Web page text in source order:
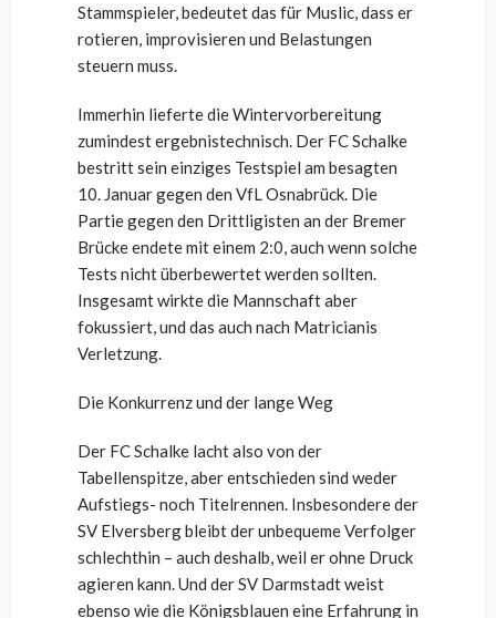
Stammspieler, bedeutet das für Muslic, dass er
rotieren, improvisieren und Belastungen
steuern muss.
Immerhin lieferte die Wintervorbereitung
zumindest ergebnistechnisch. Der FC Schalke
bestritt sein einziges Testspiel am besagten
10. Januar gegen den VfL Osnabrück. Die
Partie gegen den Drittligisten an der Bremer
Brücke endete mit einem 2:0, auch wenn solche
Tests nicht überbewertet werden sollten.
Insgesamt wirkte die Mannschaft aber
fokussiert, und das auch nach Matricianis
Verletzung.
Die Konkurrenz und der lange Weg
Der FC Schalke lacht also von der
Tabellenspitze, aber entschieden sind weder
Aufstiegs- noch Titelrennen. Insbesondere der
SV Elversberg bleibt der unbequeme Verfolger
schlechthin – auch deshalb, weil er ohne Druck
agieren kann. Und der SV Darmstadt weist
ebenso wie die Königsblauen eine Erfahrung in